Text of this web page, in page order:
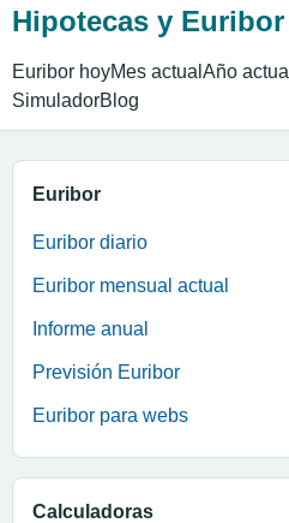
Hipotecas y Euribor
Euribor hoyMes actual Año actual
SimuladorBlog
Euribor
Euribor diario
Euribor mensual actual
Informe anual
Previsión Euribor
Euribor para webs
Calculadoras